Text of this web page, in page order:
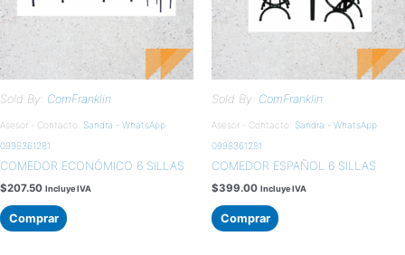
Sold By: ComFranklin
Asesor - Contacto: Sandra - WhatsApp
0998361281
COMEDOR ECONÓMICO 6 SILLAS
$207.50 Incluye IVA
Comprar
Sold By: ComFranklin
Asesor - Contacto: Sandra - WhatsApp
0998361281
COMEDOR ESPAÑOL 6 SILLAS
$399.00 Incluye IVA
Comprar